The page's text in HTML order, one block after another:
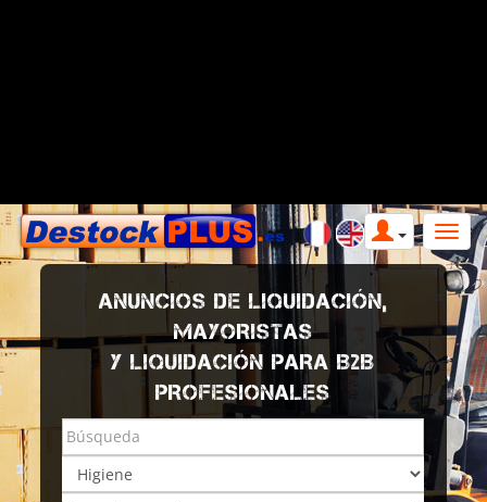
ANUNCIOS DE LIQUIDACIÓN,
MAYORISTAS
Y LIQUIDACIÓN PARA B2B
PROFESIONALES